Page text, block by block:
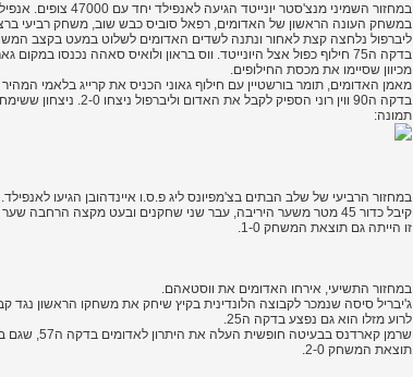
במחזור השמיני מנצ'סטר יונייטד הגיעה לאנפילד יחד עם 47000 צופים. אנפילד מלא!
במשחק העונה הראשון של האדומים, רפאל סוביס כבש שוב, משחק רביעי
ליברפול נלחצה קצת לאחור ונתנה לשדים האדומים לשלוט במעט בקצב
בדקה ה75 חילוף כפול אצל היונייטד. ווס בראון ולואיס סאהה נכנסו
מכיוון שסיימו את מכסת החילופים.
מאמן האדומים, תומר בורשטיין עם חילוף גאוני הכניס את קרייג בלאמי
בדקה ה90 ווין רוני הספיק לקבל את האדום וליברפול ניצחו 2-0. ניצחון ששימח את האוהדים וההנהלה וגם את המאמן בעצמו.
תמונה:
במחזור הרביעי של שלב הבתים בצ'מפיונס ליג פ.ס.ו איינדהובן הגיעו
קיבל כדור 45 מטר משער היריבה, עבר שני שחקנים ובעט מקצה הרחבה שער מרהיב ישר לחיבורים.
זו הייתה גם תוצאת המשחק 1-0.
במחזור התשיעי, אירחו האדומים את ווסטאהם.
ג'יבריל סיסה שנמכר לקבוצה הלונדינית בקיץ שיחק את משחקו הראשון נגד
לרוע מזלו הוא גם נפצע בדקה ה25.
שרמן קארדנס בבעיטה חופשית העלה את היתרון לאדומים בדקה ה57, שגם בישל את השער השני במשחק לפיטר קראוץ' בדקה ה82.
תוצאת המשחק 2-0.